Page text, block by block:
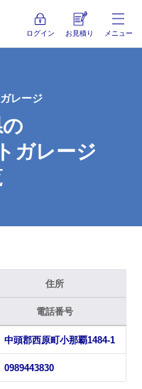
ログイン お見積り メニュー
レージ
ガレージ
住所
電話番号
中頭郡西原町小那覇1484-1
0989443830